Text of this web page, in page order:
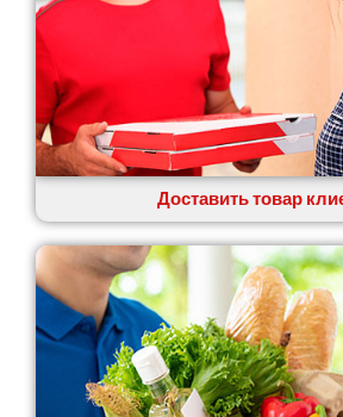
Доставить товар